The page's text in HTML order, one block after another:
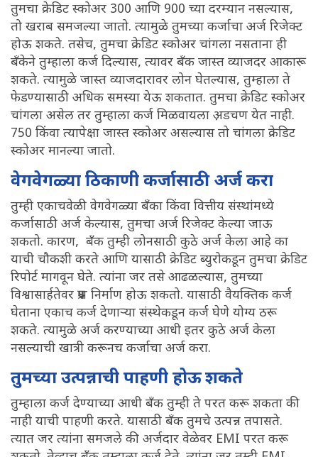
तुमचा क्रेडिट स्कोअर 300 आणि 900 च्या दरम्यान नसल्यास,
तो खराब समजल्या जातो. त्यामुळे तुमच्या कर्जाचा अर्ज रिजेक्ट
होऊ शकते. तसेच, तुमचा क्रेडिट स्कोअर चांगला नसताना ही
बँकेने तुम्हाला कर्ज दिल्यास, त्यावर बँक जास्त व्याजदर आकारू
शकते. त्यामुळे जास्त व्याजदारावर लोन घेतल्यास, तुम्हाला ते
फेडण्यासाठी अधिक समस्या येऊ शकतात. तुमचा क्रेडिट स्कोअर
चांगला असेल तर तुम्हाला कर्ज मिळवायला अ़डचण येत नाही.
750 किंवा त्यापेक्षा जास्त स्कोअर असल्यास तो चांगला क्रेडिट
स्कोअर मानल्या जातो.
वेगवेगळ्या ठिकाणी कर्जासाठी अर्ज करा
तुम्ही एकाचवेळी वेगवेगळ्या बँका किंवा वित्तीय संस्थांमध्ये
कर्जासाठी अर्ज केल्यास, तुमचा अर्ज रिजेक्ट केल्या जाऊ
शकतो. कारण, बँक तुम्ही लोनसाठी कुठे अर्ज केला आहे का
याची चौकशी करते आणि यासाठी क्रेडिट ब्युरोकडून तुमचा क्रेडिट
रिपोर्ट मागवून घेते. त्यांना जर तसे आढळल्यास, तुमच्या
विश्वासार्हतेवर प्रश्न निर्माण होऊ शकतो. यासाठी वैयक्तिक कर्ज
घेताना एकाच कर्ज देणाऱ्या संस्थेकडून कर्ज घेणे योग्य ठरू
शकते. त्यामुळे अर्ज करण्याच्या आधी इतर कुठे अर्ज केला
नसल्याची खात्री करूनच कर्जाचा अर्ज करा.
तुमच्या उत्पन्नाची पाहणी होऊ शकते
तुम्हाला कर्ज देण्याच्या आधी बँक तुम्ही ते परत करू शकता की
नाही याची पाहणी करते. यासाठी बँक तुमचे उत्पन्न तपासते.
त्यात जर त्यांना समजले की अर्जदार वेळेवर EMI परत करू